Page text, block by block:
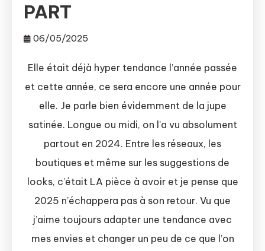
PART
06/05/2025
Elle était déjà hyper tendance l’année passée
et cette année, ce sera encore une année pour
elle. Je parle bien évidemment de la jupe
satinée. Longue ou midi, on l’a vu absolument
partout en 2024. Entre les réseaux, les
boutiques et même sur les suggestions de
looks, c’était LA pièce à avoir et je pense que
2025 n’échappera pas à son retour. Vu que
j’aime toujours adapter une tendance avec
mes envies et changer un peu de ce que l’on